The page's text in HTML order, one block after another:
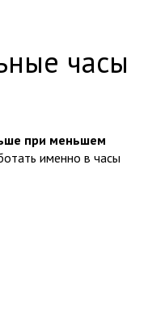
часы
при меньшем
именно в часы